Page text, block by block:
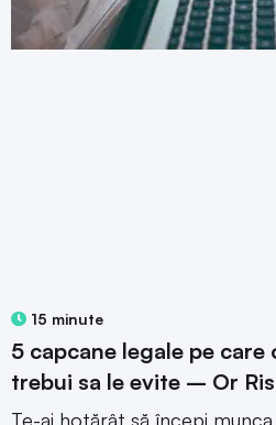
15 minute
5 capcane legale pe care
trebui sa le evite – Or
Te-ai hotărât să începi